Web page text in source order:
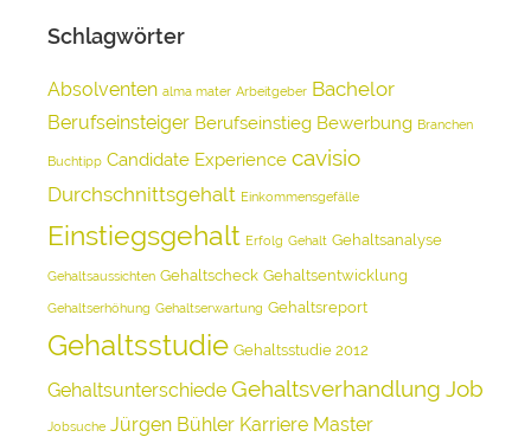
Schlagwörter
Absolventen alma mater Arbeitgeber Bachelor
Berufseinsteiger Berufseinstieg Bewerbung Branchen
Buchtipp Candidate Experience cavisio
Durchschnittsgehalt Einkommensgefälle
Einstiegsgehalt Erfolg Gehalt Gehaltsanalyse
Gehaltsaussichten Gehaltscheck Gehaltsentwicklung
Gehaltserhöhung Gehaltserwartung Gehaltsreport
Gehaltsstudie Gehaltsstudie 2012
Gehaltsunterschiede Gehaltsverhandlung Job
Jobsuche Jürgen Bühler Karriere Master